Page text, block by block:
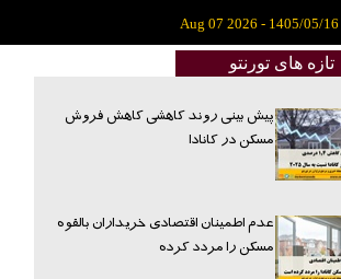
تازه های تورنتو
پیش بینی روند کاهشی کاهش فروش
مسکن در کانادا
عدم اطمینان اقتصادی خریداران بالقوه
مسکن را مردد کرده